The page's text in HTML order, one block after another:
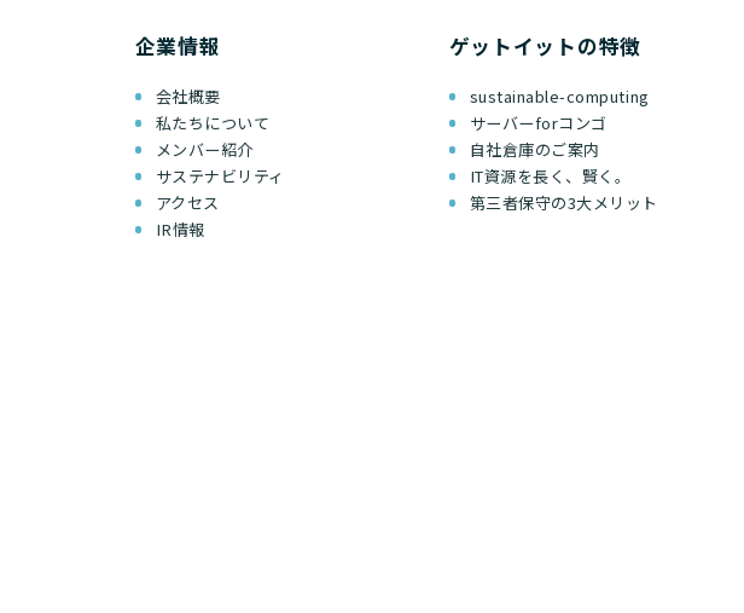
企業情報
会社概要
私たちについて
メンバー紹介
サステナビリティ
アクセス
IR情報
ゲットイットの特徴
sustainable-computing
サーバーforコンゴ
自社倉庫のご案内
IT資源を長く、賢く。
第三者保守の3大メリット